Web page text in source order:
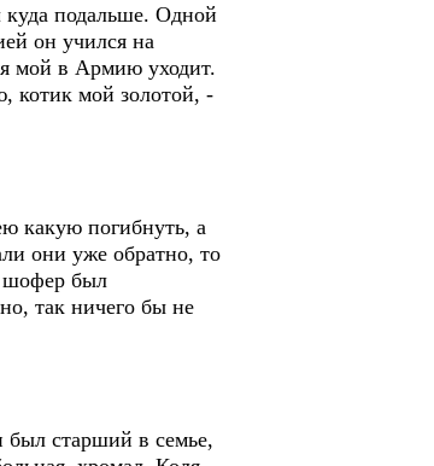
куда подальше. Одной
он учился на
мой в Армию уходит.
котик мой золотой, -
какую погибнуть, а
они уже обратно, то
шофер был
так ничего бы не
старший в семье,